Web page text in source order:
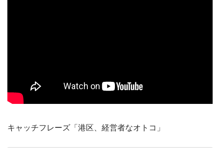
キャッチフレーズ「港区、経営者なオトコ」